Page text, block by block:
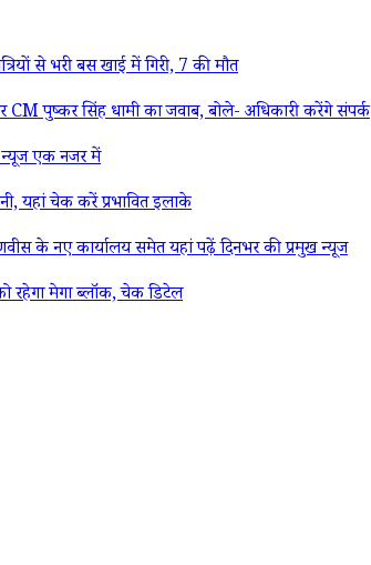
से भरी बस खाई में गिरी, 7 की मौत
पुष्कर सिंह धामी का जवाब, बोले- अधिकारी करेंगे संपर्क
न्यूज एक नजर में
चेक करें प्रभावित इलाके
के नए कार्यालय समेत यहां पढ़ें दिनभर की प्रमुख न्यूज
मेगा ब्लॉक, चेक डिटेल